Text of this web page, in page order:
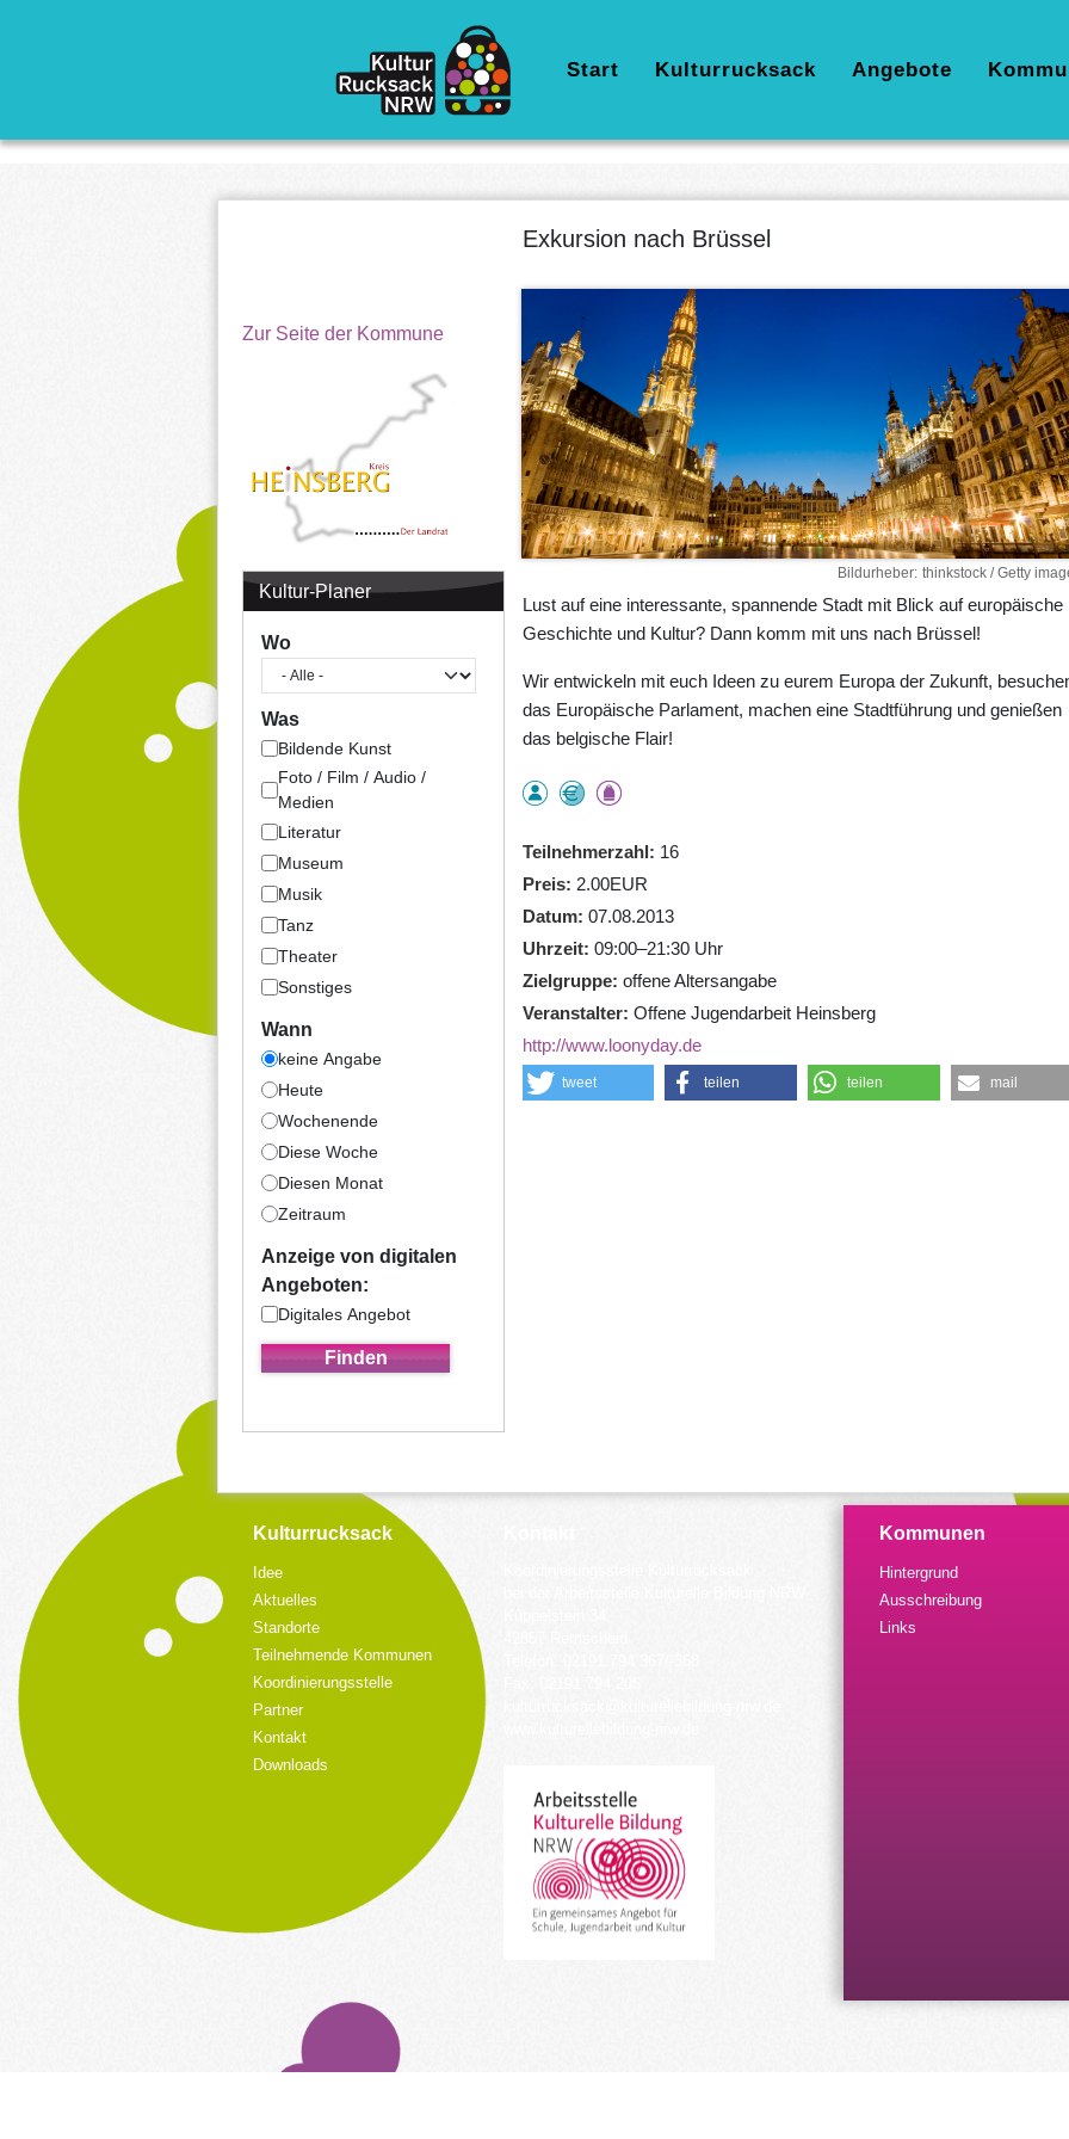
Hauptnavigation
Start Kulturrucksack Angebote
Zur Seite der Kommune
Kultur-Planer
Wo
Was
Bildende Kunst
Foto / Film / Audio /
Medien
Literatur
Museum
Musik
Tanz
Theater
Sonstiges
Wann
keine Angabe
Heute
Wochenende
Diese Woche
Diesen Monat
Zeitraum
Anzeige von digitalen
Angeboten:
Digitales Angebot
Exkursion nach Brüssel
Bildurheber thinkstock / Getty
Lust auf eine interessante, spannende Stadt mit Blick auf europäische
Geschichte und Kultur? Dann komm mit uns nach Brüssel!
Wir entwickeln mit euch Ideen zu eurem Europa der Zukunft,
das Europäische Parlament, machen eine Stadtführung und genießen
das belgische Flair!
Teilnehmerzahl
16
Preis
2.00EUR
Datum 07.08.2013
Uhrzeit 09:00–21:30 Uhr
Zielgruppe offene Altersangabe
Veranstalter Offene Jugendarbeit Heinsberg
http://www.loonyday.de
tweet teilen teilen mail
Kulturrucksack
Idee
Aktuelles
Standorte
Teilnehmende Kommunen
Koordinierungsstelle
Partner
Kontakt
Downloads
Kommunen
Hintergrund
Ausschreibung
Links